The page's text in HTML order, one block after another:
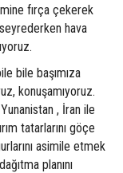
fırça çekerek
hava
bile başımıza
konuşamıyoruz.
, İran ile
tatarlarını göçe
asimile etmek
planını